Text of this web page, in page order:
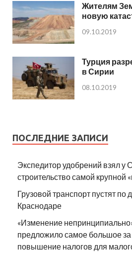
Жителям
новую
09.10.2019
Турция
в Сирии
08.10.2019
ПОСЛЕДНИЕ ЗАПИСИ
Экспедитор удобрений взял у
строительство самой крупной
Грузовой транспорт пустят по
Краснодаре
«Изменение
предложило самое большое за
повышение налогов для